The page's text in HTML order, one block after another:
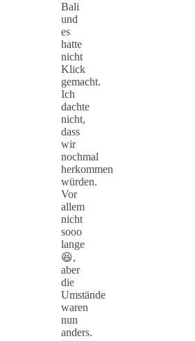
Bali
und
es
hatte
nicht
Klick
gemacht.
Ich
dachte
nicht,
dass
wir
nochmal
herkommen
würden.
Vor
allem
nicht
sooo
lange
😆,
aber
die
Umstände
waren
nun
anders.